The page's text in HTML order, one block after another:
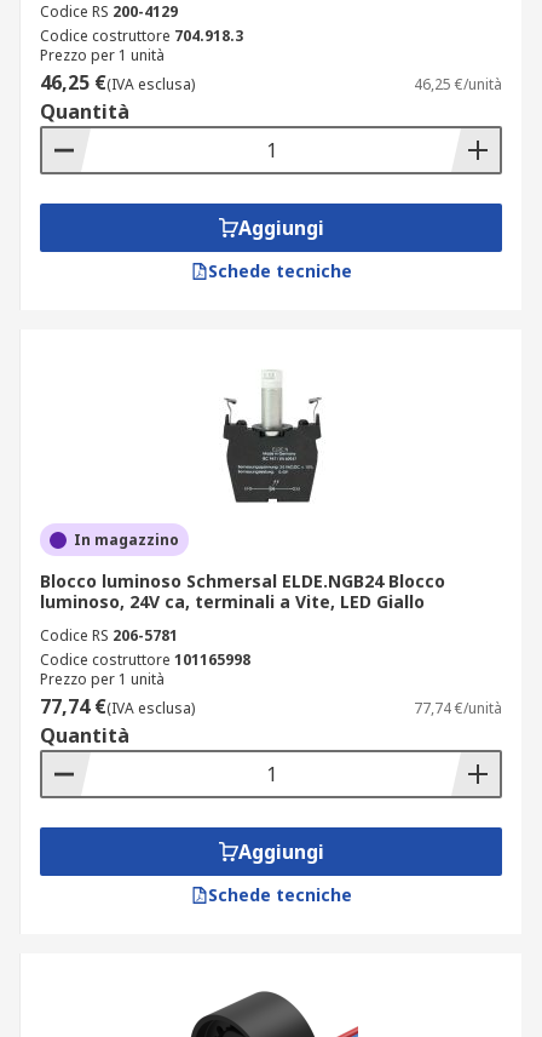
Codice RS 200-4129
Codice costruttore 704.918.3
Prezzo per 1 unità
46,25 €(IVA esclusa) 46,25 €/unità
Quantità
Aggiungi
Schede tecniche
In magazzino
Blocco luminoso Schmersal ELDE.NGB24 Blocco
luminoso, 24V ca, terminali a Vite, LED Giallo
Codice RS 206-5781
Codice costruttore 101165998
Prezzo per 1 unità
77,74 €(IVA esclusa) 77,74 €/unità
Quantità
Aggiungi
Schede tecniche